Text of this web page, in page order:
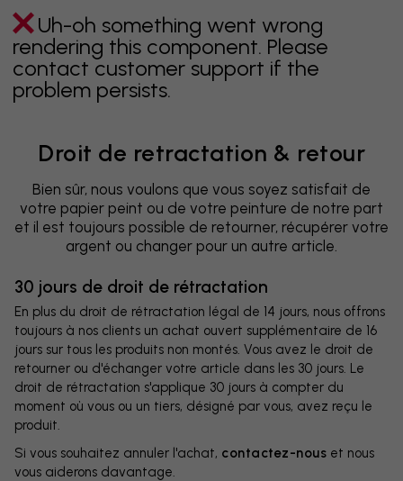
Uh-oh something went wrong
rendering this component. Please
contact customer support if the
problem persists.
Droit de retractation & retour
Bien sûr, nous voulons que vous soyez satisfait de
votre papier peint ou de votre peinture de notre part
et il est toujours possible de retourner, récupérer votre
argent ou changer pour un autre article.
30 jours de droit de rétractation
En plus du droit de rétractation légal de 14 jours, nous offrons
toujours à nos clients un achat ouvert supplémentaire de 16
jours sur tous les produits non montés. Vous avez le droit de
retourner ou d'échanger votre article dans les 30 jours. Le
droit de rétractation s'applique 30 jours à compter du
moment où vous ou un tiers, désigné par vous, avez reçu le
produit.
Si vous souhaitez annuler l'achat, contactez-nous et nous
vous aiderons davantage.